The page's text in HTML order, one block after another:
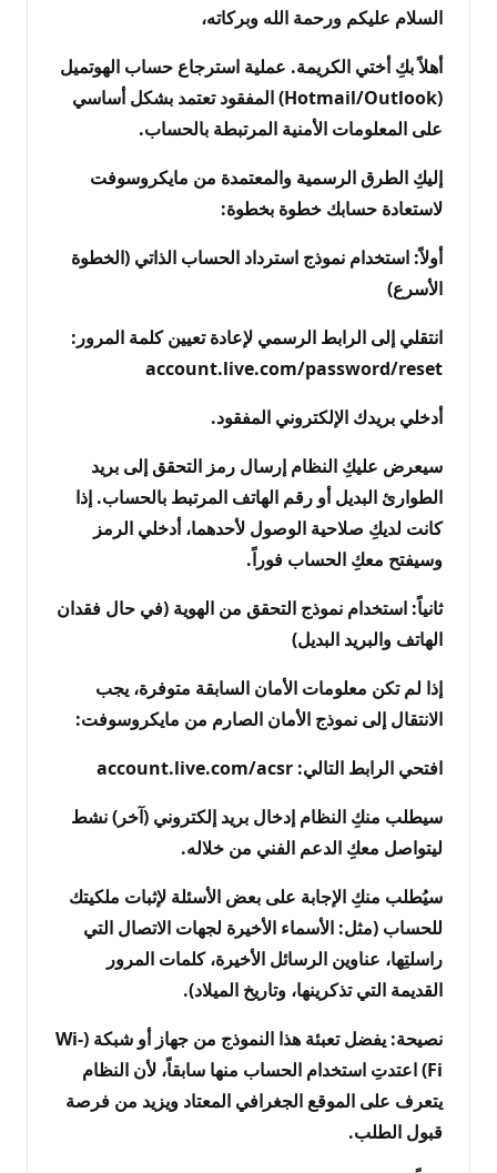
ا
ل
ع
ة
السلام عليكم ورحمة الله وبركاته،
​أهلاً بكِ أختي الكريمة. عملية استرجاع حساب الهوتميل
(Hotmail/Outlook) المفقود تعتمد بشكل أساسي
على المعلومات الأمنية المرتبطة بالحساب.
​إليكِ الطرق الرسمية والمعتمدة من مايكروسوفت
لاستعادة حسابك خطوة بخطوة:
​أولاً: استخدام نموذج استرداد الحساب الذاتي (الخطوة
الأسرع)
​انتقلي إلى الرابط الرسمي لإعادة تعيين كلمة المرور:
account.live.com/password/reset
​أدخلي بريدك الإلكتروني المفقود.
​سيعرض عليكِ النظام إرسال رمز التحقق إلى بريد
الطوارئ البديل أو رقم الهاتف المرتبط بالحساب. إذا
كانت لديكِ صلاحية الوصول لأحدهما، أدخلي الرمز
وسيفتح معكِ الحساب فوراً.
​ثانياً: استخدام نموذج التحقق من الهوية (في حال فقدان
الهاتف والبريد البديل)
​إذا لم تكن معلومات الأمان السابقة متوفرة، يجب
الانتقال إلى نموذج الأمان الصارم من مايكروسوفت:
​افتحي الرابط التالي: account.live.com/acsr
​سيطلب منكِ النظام إدخال بريد إلكتروني (آخر) نشط
ليتواصل معكِ الدعم الفني من خلاله.
​سيُطلب منكِ الإجابة على بعض الأسئلة لإثبات ملكيتك
للحساب (مثل: الأسماء الأخيرة لجهات الاتصال التي
راسلتِها، عناوين الرسائل الأخيرة، كلمات المرور
القديمة التي تذكرينها، وتاريخ الميلاد).
​نصيحة: يفضل تعبئة هذا النموذج من جهاز أو شبكة (Wi-
Fi) اعتدتِ استخدام الحساب منها سابقاً، لأن النظام
يتعرف على الموقع الجغرافي المعتاد ويزيد من فرصة
قبول الطلب.